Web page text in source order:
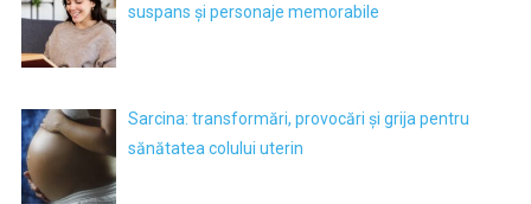
suspans și personaje memorabile
Sarcina: transformări, provocări și grija pentru
sănătatea colului uterin